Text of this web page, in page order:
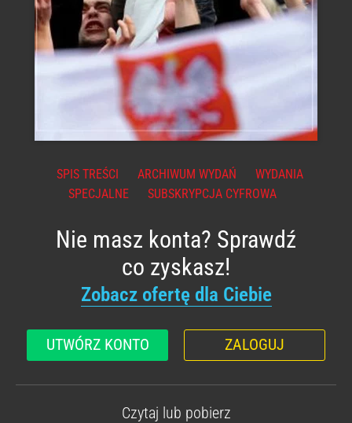
SPIS TREŚCI ARCHIWUM WYDAŃ
WYDANIA
SPECJALNE
SUBSKRYPCJA CYFROWA
Nie masz konta? Sprawdź
co zyskasz!
Zobacz ofertę dla Ciebie
UTWÓRZ KONTO ZALOGUJ
Czytaj lub pobierz